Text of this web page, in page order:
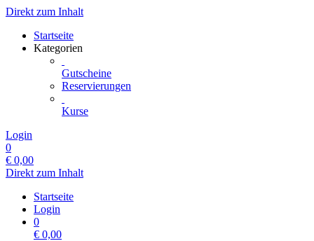
Direkt zum Inhalt
Startseite
Kategorien
Gutscheine
Reservierungen
Kurse
Login
0
€ 0,00
Direkt zum Inhalt
Startseite
Login
0
€ 0,00